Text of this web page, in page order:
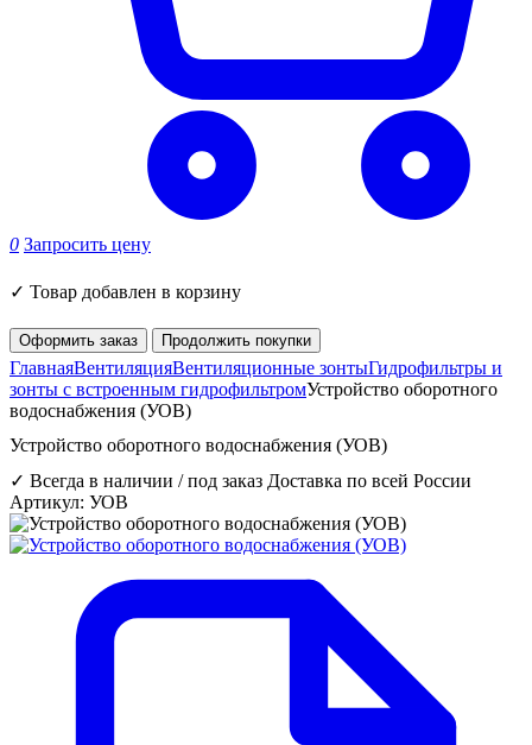
0 Запросить цену
✓ Товар добавлен в корзину
Оформить заказ Продолжить покупки
ГлавнаяВентиляцияВентиляционные зонтыГидрофильтры и
зонты с встроенным гидрофильтромУстройство оборотного
водоснабжения (УОВ)
Устройство оборотного водоснабжения (УОВ)
✓ Всегда в наличии / под заказ Доставка по всей России
Артикул: УОВ